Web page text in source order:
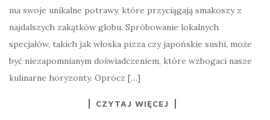
ma swoje unikalne potrawy, które przyciągają smakoszy z
najdalszych zakątków globu. Spróbowanie lokalnych
specjałów, takich jak włoska pizza czy japońskie sushi, może
być niezapomnianym doświadczeniem, które wzbogaci nasze
kulinarne horyzonty. Oprócz […]
CZYTAJ WIĘCEJ